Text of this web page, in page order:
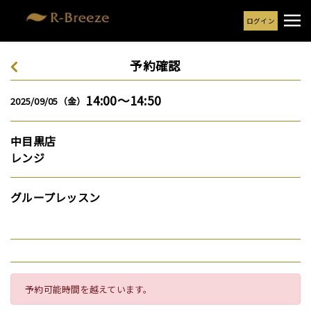
ログイン
予約確認
2025/09/05（金） 14:00～14:50
中目黒店
レンジ
グループレッスン
予約可能時間を越えています。